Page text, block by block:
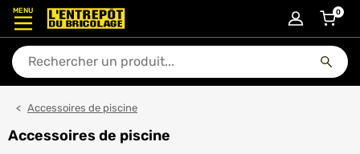
MENU
En quoi puis-je vous aider ?
0article
Accessoires de piscine
Accessoires de piscine